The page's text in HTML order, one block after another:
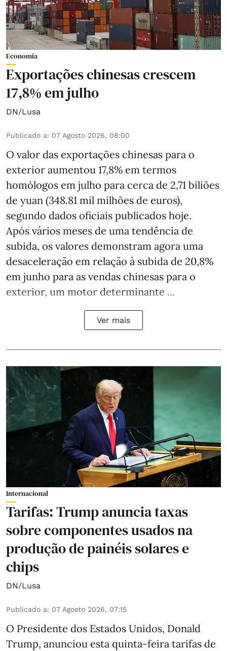
Economia
Exportações chinesas crescem
17,8% em julho
DN/Lusa
Publicado a: 07 Agosto 2026, 08:00
O valor das exportações chinesas para o
exterior aumentou 17,8% em termos
homólogos em julho para cerca de 2,71 biliões
de yuan (348.81 mil milhões de euros),
segundo dados oficiais publicados hoje.
Após vários meses de uma tendência de
subida, os valores demonstram agora uma
desaceleração em relação à subida de 20,8%
em junho para as vendas chinesas para o
exterior, um motor determinante ...
Ver mais
Internacional
Tarifas: Trump anuncia taxas
sobre componentes usados na
produção de painéis solares e
chips
DN/Lusa
Publicado a: 07 Agosto 2026, 07:15
O Presidente dos Estados Unidos, Donald
Trump, anunciou esta quinta-feira tarifas de